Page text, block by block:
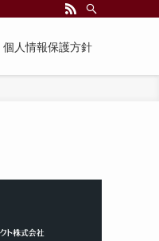
個人情報保護方針